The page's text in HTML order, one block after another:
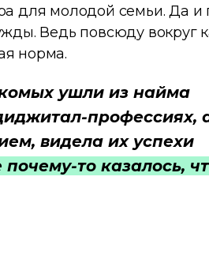
для молодой семьи. Да и
Ведь повсюду вокруг
норма.
ушли из найма
профессиях,
видела их успехи
почему-то казалось,